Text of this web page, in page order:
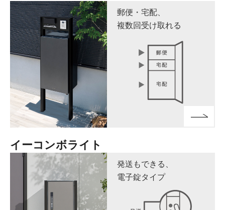
郵便・宅配、
複数回受け取れる
イーコンボライト
発送もできる、
電子錠タイプ